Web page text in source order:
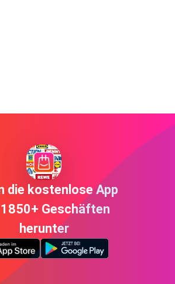
die kostenlose App
Geschäften
herunter